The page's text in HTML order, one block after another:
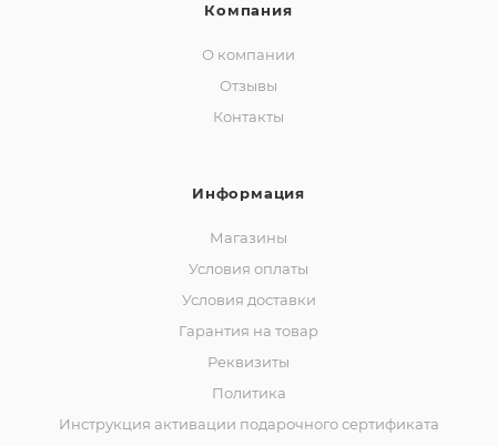
Компания
О компании
Отзывы
Контакты
Информация
Магазины
Условия оплаты
Условия доставки
Гарантия на товар
Реквизиты
Политика
Инструкция активации подарочного сертификата